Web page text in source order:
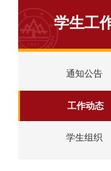
学生工
通知公告
工作动态
学生组织